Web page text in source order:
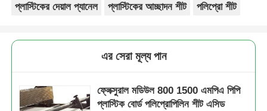
প্লাস্টিকের দেয়াল প্যানেল
প্লাস্টিকের আচ্ছাদন শীট পলিপ্রো শীট
এর সেরা মূল্য পান
ফ্লেক্সুরাল মডিউল 800 1500 এমপিএ পিপি
প্লাস্টিক বোর্ড পলিপ্রোপিলিন শীট এসিড